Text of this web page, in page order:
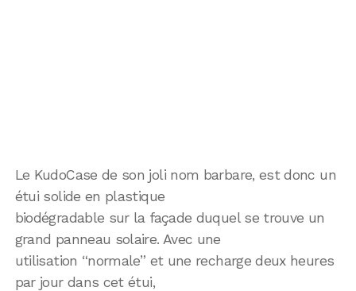
Le KudoCase de son joli nom barbare, est donc un
étui solide en plastique
biodégradable sur la façade duquel se trouve un
grand panneau solaire. Avec une
utilisation “normale” et une recharge deux heures
par jour dans cet étui,